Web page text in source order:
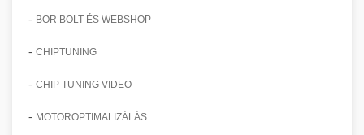
- BOR BOLT ÉS WEBSHOP
- CHIPTUNING
- CHIP TUNING VIDEO
- MOTOROPTIMALIZÁLÁS